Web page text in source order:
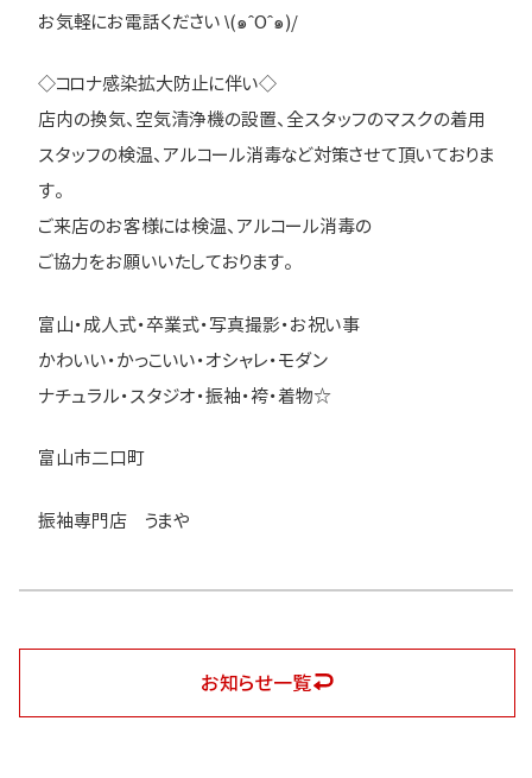
お気軽にお電話ください \(๑ˆOˆ๑)/
◇コロナ感染拡大防止に伴い◇
店内の換気、空気清浄機の設置、全スタッフのマスクの着用
スタッフの検温、アルコール消毒など対策させて頂いておりま
す。
ご来店のお客様には検温、アルコール消毒の
ご協力をお願いいたしております。
富山・成人式・卒業式・写真撮影・お祝い事
かわいい・かっこいい・オシャレ・モダン
ナチュラル・スタジオ・振袖・袴・着物☆
富山市二口町
振袖専門店 うまや
お知らせ一覧